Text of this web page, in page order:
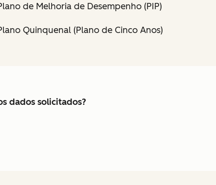
de Melhoria de Desempenho (PIP)
Quinquenal (Plano de Cinco Anos)
dados solicitados?